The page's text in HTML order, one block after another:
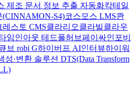
제조 문서 정보 추출 자동화칵테일
(CINNAMON-S4)코스모스 LMS콴
레스토 CMS클라리오클라빌클라우
임인아웃 테드폴허브페이싸인 포비
브 robi G하이버프 AI인터뷰하이워
성·변환 솔루션 DTS(Data Transform